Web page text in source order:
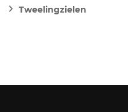
Tweelingzielen